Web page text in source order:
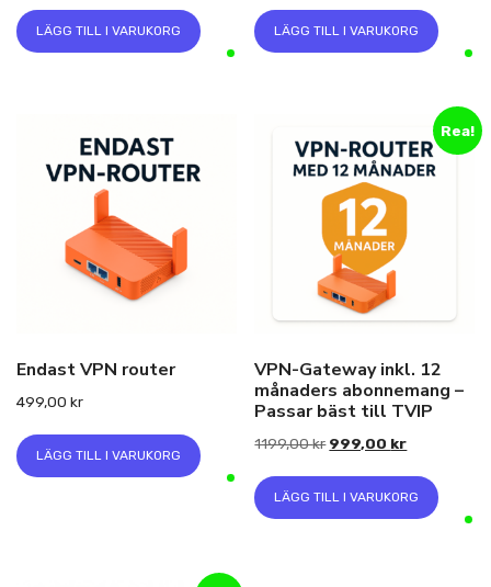
LÄGG TILL I VARUKORG LÄGG TILL I VARUKORG
Endast VPN router
499,00 kr
LÄGG TILL I VARUKORG
Rea!
VPN-Gateway inkl. 12
månaders abonnemang –
Passar bäst till TVIP
1199,00kr Det
priset
var:
999,00 krDet
priset
är:
LÄGG TILL I VARUKORG